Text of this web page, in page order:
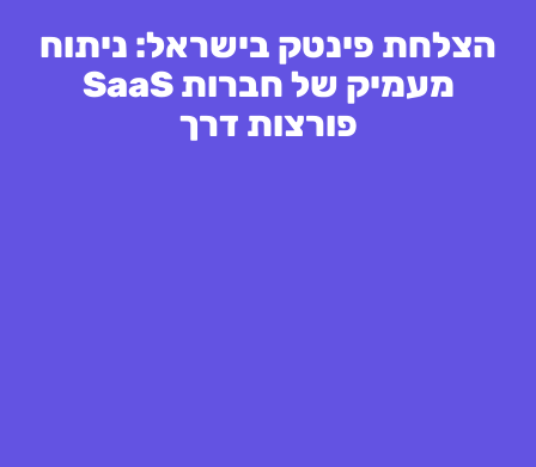
הצלחת פינטק בישראל: ניתוח
מעמיק של חברות SaaS
פורצות דרך